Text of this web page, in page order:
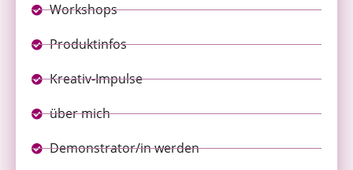
Workshops
Produktinfos
Kreativ-Impulse
über mich
Demonstrator/in werden